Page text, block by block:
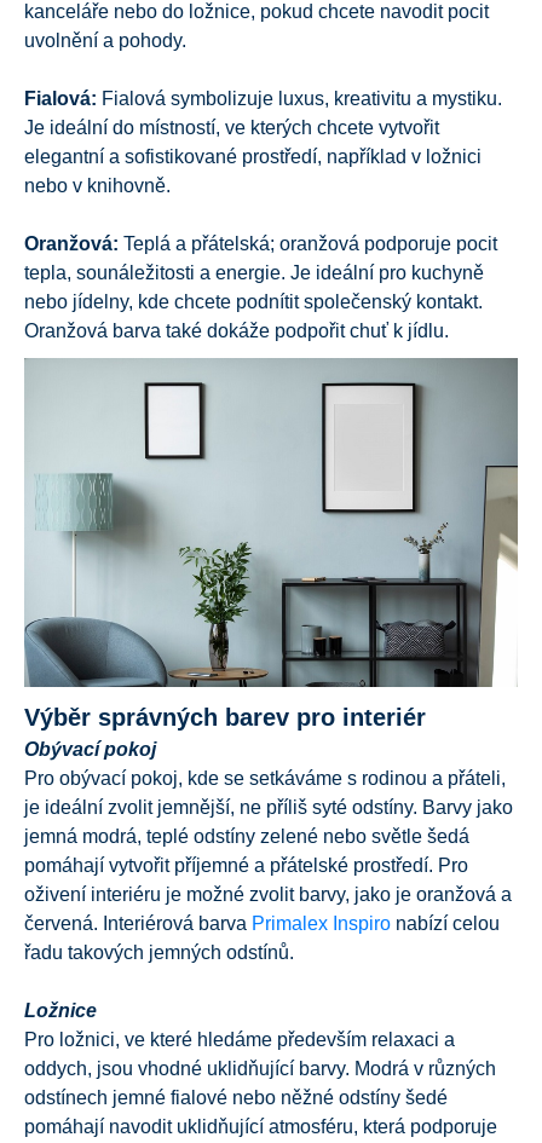
kanceláře nebo do ložnice, pokud chcete navodit pocit
uvolnění a pohody.
Fialová: Fialová symbolizuje luxus, kreativitu a mystiku.
Je ideální do místností, ve kterých chcete vytvořit
elegantní a sofistikované prostředí, například v ložnici
nebo v knihovně.
Oranžová: Teplá a přátelská; oranžová podporuje pocit
tepla, sounáležitosti a energie. Je ideální pro kuchyně
nebo jídelny, kde chcete podnítit společenský kontakt.
Oranžová barva také dokáže podpořit chuť k jídlu.
Výběr správných barev pro interiér
Obývací pokoj
Pro obývací pokoj, kde se setkáváme s rodinou a přáteli,
je ideální zvolit jemnější, ne příliš syté odstíny. Barvy jako
jemná modrá, teplé odstíny zelené nebo světle šedá
pomáhají vytvořit příjemné a přátelské prostředí. Pro
oživení interiéru je možné zvolit barvy, jako je oranžová a
červená. Interiérová barva Primalex Inspiro nabízí celou
řadu takových jemných odstínů.
Ložnice
Pro ložnici, ve které hledáme především relaxaci a
oddych, jsou vhodné uklidňující barvy. Modrá v různých
odstínech jemné fialové nebo něžné odstíny šedé
pomáhají navodit uklidňující atmosféru, která podporuje